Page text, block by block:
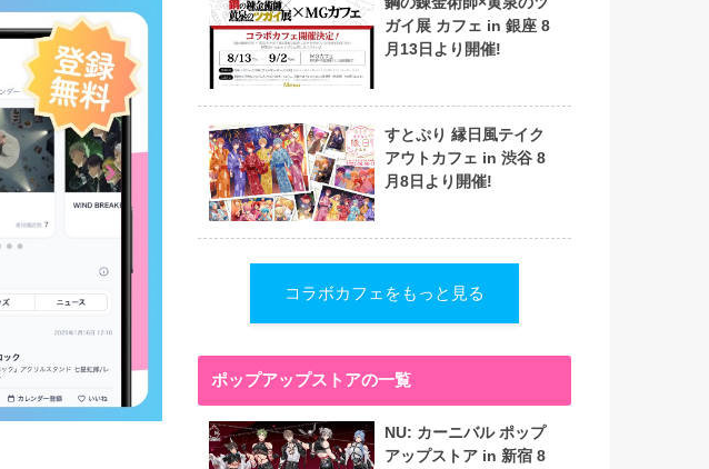
ガイ展 カフェ in 銀座 8
月13日より開催!
すとぷり 縁日風テイク
アウトカフェ in 渋谷 8
月8日より開催!
コラボカフェをもっと見る
ポップアップストアの一覧
NU: カーニバル ポップ
アップストア in 新宿 8